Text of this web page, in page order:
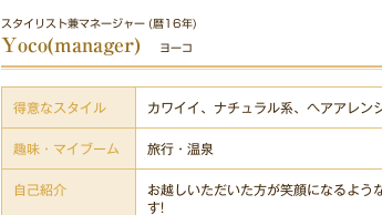
スタイリスト兼マネージャー (暦16年)
Yoco(manager) ヨーコ
得意なスタイル カワイイ、ナチュラル系、ヘアアレン
趣味・マイブーム 旅行・温泉
自己紹介
お越しいただいた方が笑顔になるよう
す!